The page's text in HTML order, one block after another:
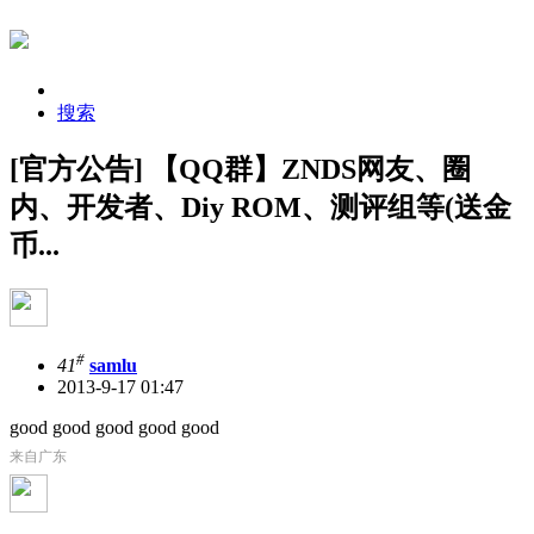
搜索
[官方公告] 【QQ群】ZNDS网友、圈
内、开发者、Diy ROM、测评组等(送金
币...
41# samlu
2013-9-17 01:47
good good good good good
来自广东